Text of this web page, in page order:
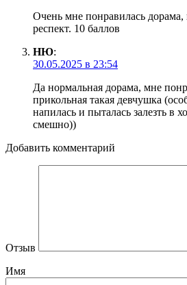
Очень мне понравилась
респект. 10 баллов
НЮ:
30.05.2025 в 23:54
Да нормальная дорама, мне
прикольная такая девчушка
напилась и пыталась залезть в
смешно))
Добавить комментарий
Отзыв
Имя